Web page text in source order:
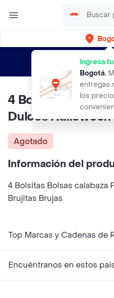
Ingresa
Bogotá.
entregas
los
envíos gratis por
4 Bolsitas Bolsas
Dulces
Agotado
Información del
4 Bolsitas Bolsas calabaza
Brujitas Brujas
Top Marcas y Cadenas de
Encuéntranos en estos